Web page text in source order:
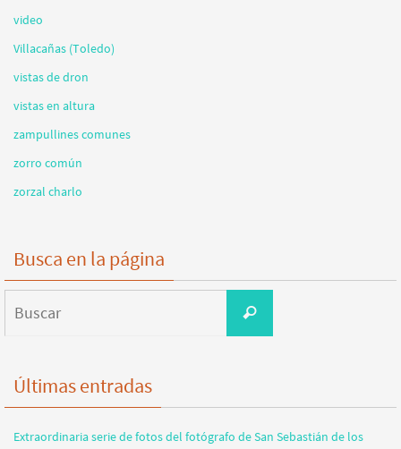
video
Villacañas (Toledo)
vistas de dron
vistas en altura
zampullines comunes
zorro común
zorzal charlo
Busca en la página
Buscar
Últimas entradas
Extraordinaria serie de fotos del fotógrafo de San Sebastián de los